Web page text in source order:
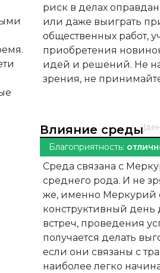
риск в делах
или даже выиграть
общественных работ,
приобретения
идей и решений. Не
зрения, не
Влияние среды
Благоприятность:
Среда связана с
среднего рода. И не
же, именно Меркурий
конструктивный день
встреч, проведения
получается делать
если они связаны с
наиболее легко